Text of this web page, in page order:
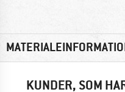
KUNDER, SOM